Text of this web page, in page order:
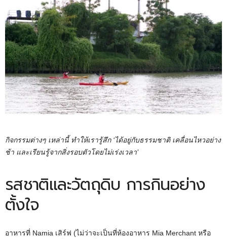
กิจกรรมต่างๆ เหล่านี้ ทำให้เรารู้สึก ‘ได้อยู่กับธรรมชาติ เคลื่อนไหวอย่าง
ช้า และเรียนรู้จากสิ่งรอบตัวโดยไม่เร่งเวลา’
รสชาติและวัตถุดิบ การกินอย่าง
ตั้งใจ
อาหารที่ Namia เสิร์ฟ (ไม่ว่าจะเป็นที่ห้องอาหาร Mia Merchant หรือ